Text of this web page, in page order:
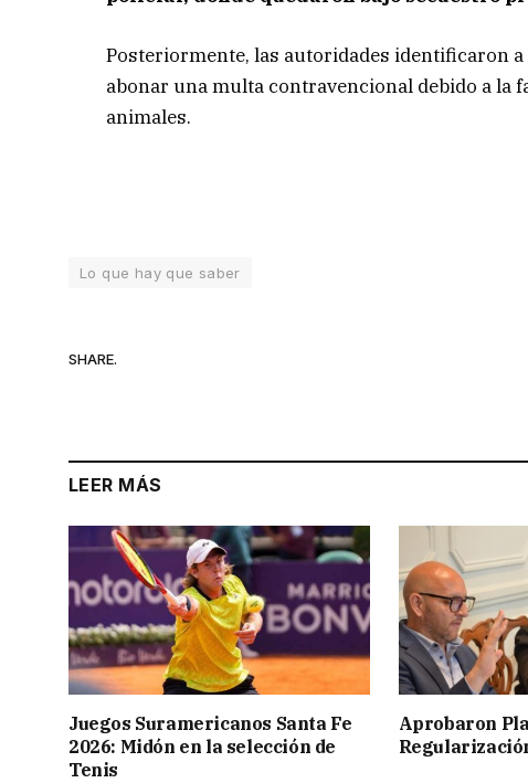
Posteriormente, las autoridades identificaron
abonar una multa contravencional debido a la
animales.
Lo que hay que saber
SHARE.
LEER MÁS
Juegos Suramericanos Santa Fe
2026: Midón en la selección de
Tenis
Aprobaron